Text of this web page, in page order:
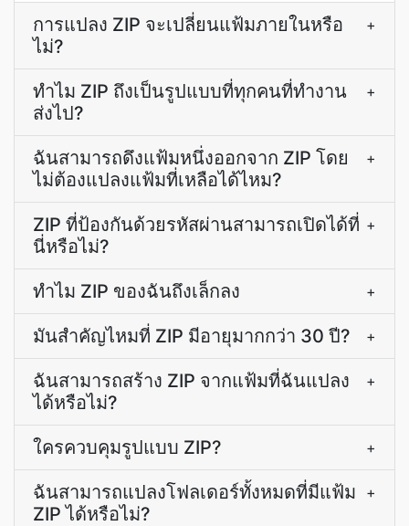
การแปลง ZIP จะเปลี่ยนแฟ้มภายในหรือ
ไม่?
+
ทำไม ZIP ถึงเป็นรูปแบบที่ทุกคนที่ทำงาน
ส่งไป?
+
ฉันสามารถดึงแฟ้มหนึ่งออกจาก ZIP โดย
ไม่ต้องแปลงแฟ้มที่เหลือได้ไหม?
+
ZIP ที่ป้องกันด้วยรหัสผ่านสามารถเปิดได้ที่
นี่หรือไม่?
+
ทำไม ZIP ของฉันถึงเล็กลง +
มันสำคัญไหมที่ ZIP มีอายุมากกว่า 30 ปี? +
ฉันสามารถสร้าง ZIP จากแฟ้มที่ฉันแปลง
ได้หรือไม่?
+
ใครควบคุมรูปแบบ ZIP? +
ฉันสามารถแปลงโฟลเดอร์ทั้งหมดที่มีแฟ้ม
ZIP ได้หรือไม่?
+